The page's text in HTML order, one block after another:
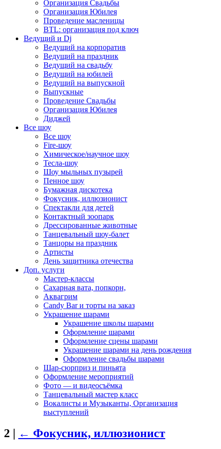
Организация Свадьбы
Организация Юбилея
Проведение масленицы
BTL: организация под ключ
Ведущий и Dj
Ведущий на корпоратив
Ведущий на праздник
Ведущий на свадьбу
Ведущий на юбилей
Ведущий на выпускной
Выпускные
Проведение Свадьбы
Организация Юбилея
Диджей
Все шоу
Все шоу
Fire-шоу
Химическое/научное шоу
Тесла-шоу
Шоу мыльных пузырей
Пенное шоу
Бумажная дискотека
Фокусник, иллюзионист
Спектакли для детей
Контактный зоопарк
Дрессированные животные
Танцевальный шоу-балет
Танцоры на праздник
Артисты
День защитника отечества
Доп. услуги
Мастер-классы
Сахарная вата, попкорн,
Аквагрим
Candy Bar и торты на заказ
Украшение шарами
Украшение школы шарами
Оформление шарами
Оформление сцены шарами
Украшение шарами на день рождения
Оформление свадьбы шарами
Шар-сюрприз и пиньята
Оформление мероприятий
Фото — и видеосъёмка
Танцевальный мастер класс
Вокалисты и Музыканты, Организация
выступлений
2 | ← Фокусник, иллюзионист